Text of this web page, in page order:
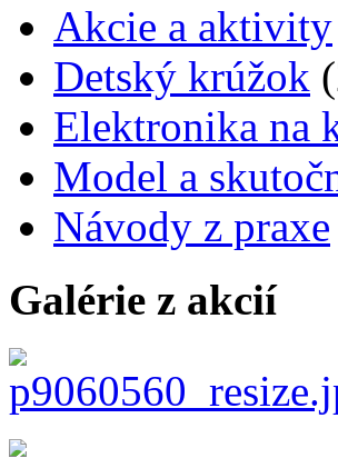
Akcie a aktivity
Detský krúžok
Elektronika na
Model a
Návody z praxe
Galérie z akcií